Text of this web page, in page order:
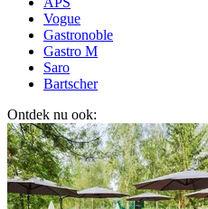
Vogue
Gastronoble
Gastro M
Saro
Bartscher
Ontdek nu ook: